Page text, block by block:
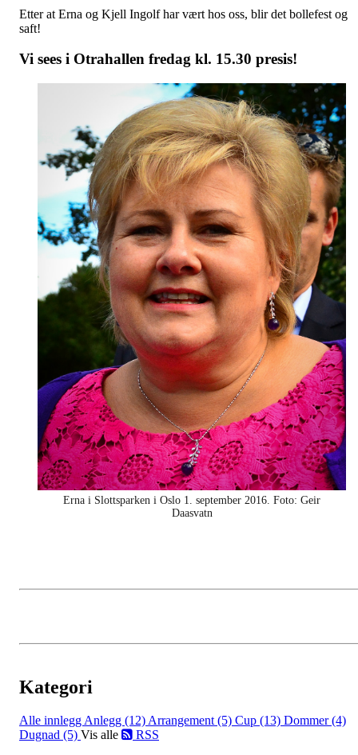
Etter at Erna og Kjell Ingolf har vært hos oss, blir det bollefest og
saft!
Vi sees i Otrahallen fredag kl. 15.30 presis!
Erna i Slottsparken i Oslo 1. september 2016. Foto: Geir
Daasvatn
Kategori
Alle innleggAnlegg (12)Arrangement (5) Cup (13) Dommer (4)
Dugnad (5) Vis alle RSS